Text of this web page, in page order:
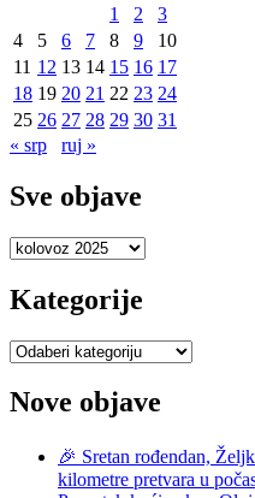
1
2
3
4
5 6 7 8 9
10
11 12 13 14 15 16 17
18 19 20 21 22 23 24
25 26 27 28 29 30 31
« srp
ruj »
Sve objave
Sve
Kategorije
Kategorije
Nove objave
🎉 Sretan rođendan,
kilometre pretvara u